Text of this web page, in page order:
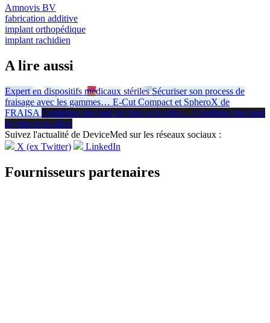
Amnovis BV
fabrication additive
implant orthopédique
implant rachidien
A lire aussi
Expert en dispositifs médicaux stériles Sécuriser son process de
fraisage avec les gammes… E-Cut Compact et SpheroX de
FRAISA Combiner des tests in vitro et in silico…Combiner des tests
in vitro et in silico
Suivez l'actualité de DeviceMed sur les réseaux sociaux :
X (ex Twitter)
LinkedIn
Fournisseurs partenaires